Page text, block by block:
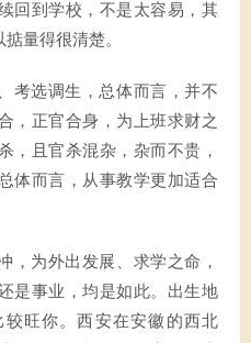
回到学校，不是太容易，其
量得很清楚。
考选调生，总体而言，并不
，正官合身，为上班求财之
，且官杀混杂，杂而不贵，
体而言，从事教学更加适合
，为外出发展、求学之命，
是事业，均是如此。出生地
旺你。西安在安徽的西北